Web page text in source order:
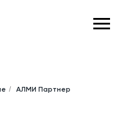
/ АЛМИ Партнер